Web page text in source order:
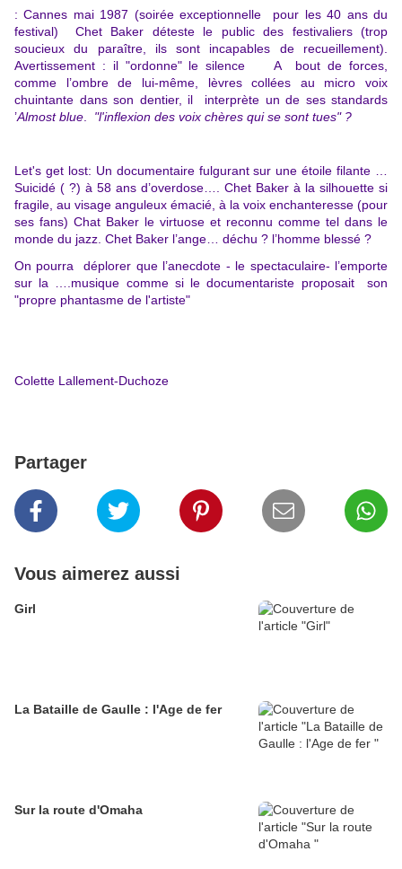
: Cannes mai 1987 (soirée exceptionnelle pour les 40 ans du
festival) Chet Baker déteste le public des festivaliers (trop
soucieux du paraître, ils sont incapables de recueillement).
Avertissement : il "ordonne" le silence
A bout de forces,
comme l’ombre de lui-même, lèvres collées au micro voix
chuintante dans son dentier, il interprète un de ses standards
’Almost blue "l'inflexion des voix chères qui se sont tues" ?
Let's get lost: Un documentaire fulgurant sur une étoile filante …
Suicidé ( ?) à 58 ans d’overdose…. Chet Baker à la silhouette si
fragile, au visage anguleux émacié, à la voix enchanteresse (pour
ses fans) Chat Baker le virtuose et reconnu comme tel dans le
monde du jazz. Chet Baker l’ange… déchu ? l’homme blessé ?
On pourra déplorer que l’anecdote - le spectaculaire- l’emporte
sur la ….musique comme si le documentariste proposait son
"propre phantasme de l'artiste"
Colette Lallement-Duchoze
Partager
Vous aimerez aussi
Girl
La Bataille de Gaulle : l'Age de fer
Sur la route d'Omaha